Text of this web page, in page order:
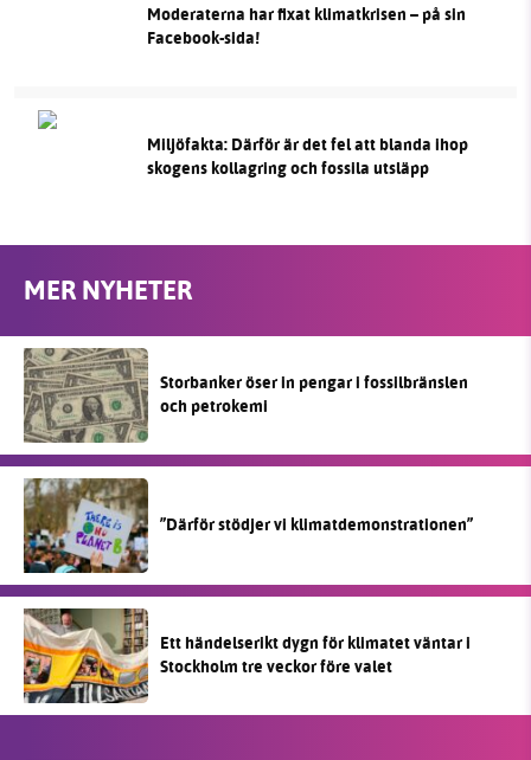
Moderaterna har fixat klimatkrisen – på sin
Facebook-sida!
Miljöfakta: Därför är det fel att blanda ihop
skogens kollagring och fossila utsläpp
MER NYHETER
Storbanker öser in pengar i fossilbränslen
och petrokemi
”Därför stödjer vi klimatdemonstrationen”
Ett händelserikt dygn för klimatet väntar i
Stockholm tre veckor före valet